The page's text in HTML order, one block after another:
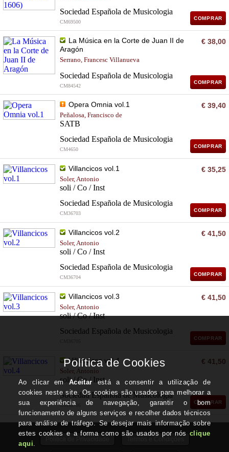
Sociedad Española de Musicologia
CM69500
COMPRAR
La Música en la Corte de Juan II de
Aragón
Serrano, Francesc Villanueva
Sociedad Española de Musicologia
CM84542
€ 38,00
COMPRAR
Opera Omnia vol.1
Peñalosa, Francisco de
SATB
Sociedad Española de Musicologia
CM4650
€ 39,40
COMPRAR
Villancicos vol.1
Soler, Antonio
soli / Co / Inst
Sociedad Española de Musicologia
CM36703
€ 35,25
COMPRAR
Villancicos vol.2
Soler, Antonio
soli / Co / Inst
Sociedad Española de Musicologia
CM36704
€ 41,50
COMPRAR
Villancicos vol.3
Soler, Antonio
soli / Co / Inst
Sociedad Española de Musicologia
€ 41,50
COMPRAR
Villancicos vol.4
Soler, Antonio
soli / Co / Inst
Sociedad Española de Musicologia
CM36706
€ 41,50
COMPRAR
Termos e Condições